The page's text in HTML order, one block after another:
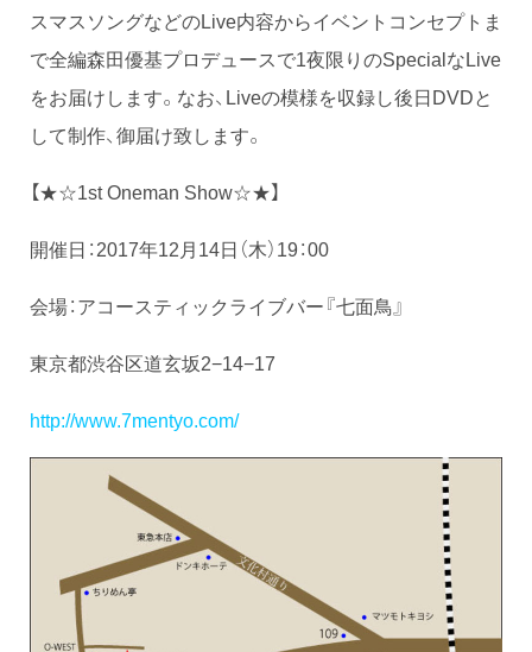
スマスソングなどのLive内容からイベントコンセプトま
で全編森田優基プロデュースで1夜限りのSpecialなLive
をお届けします。なお、Liveの模様を収録し後日DVDと
して制作、御届け致します。
【★☆1st Oneman Show☆★】
開催日：2017年12月14日（木）19：00
会場：アコースティックライブバー『七面鳥』
東京都渋谷区道玄坂2−14−17
http://www.7mentyo.com/